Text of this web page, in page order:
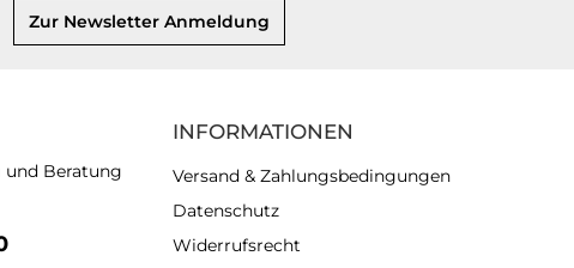
Zur Newsletter Anmeldung
und Beratung
INFORMATIONEN
Versand & Zahlungsbedingungen
Datenschutz
Widerrufsrecht